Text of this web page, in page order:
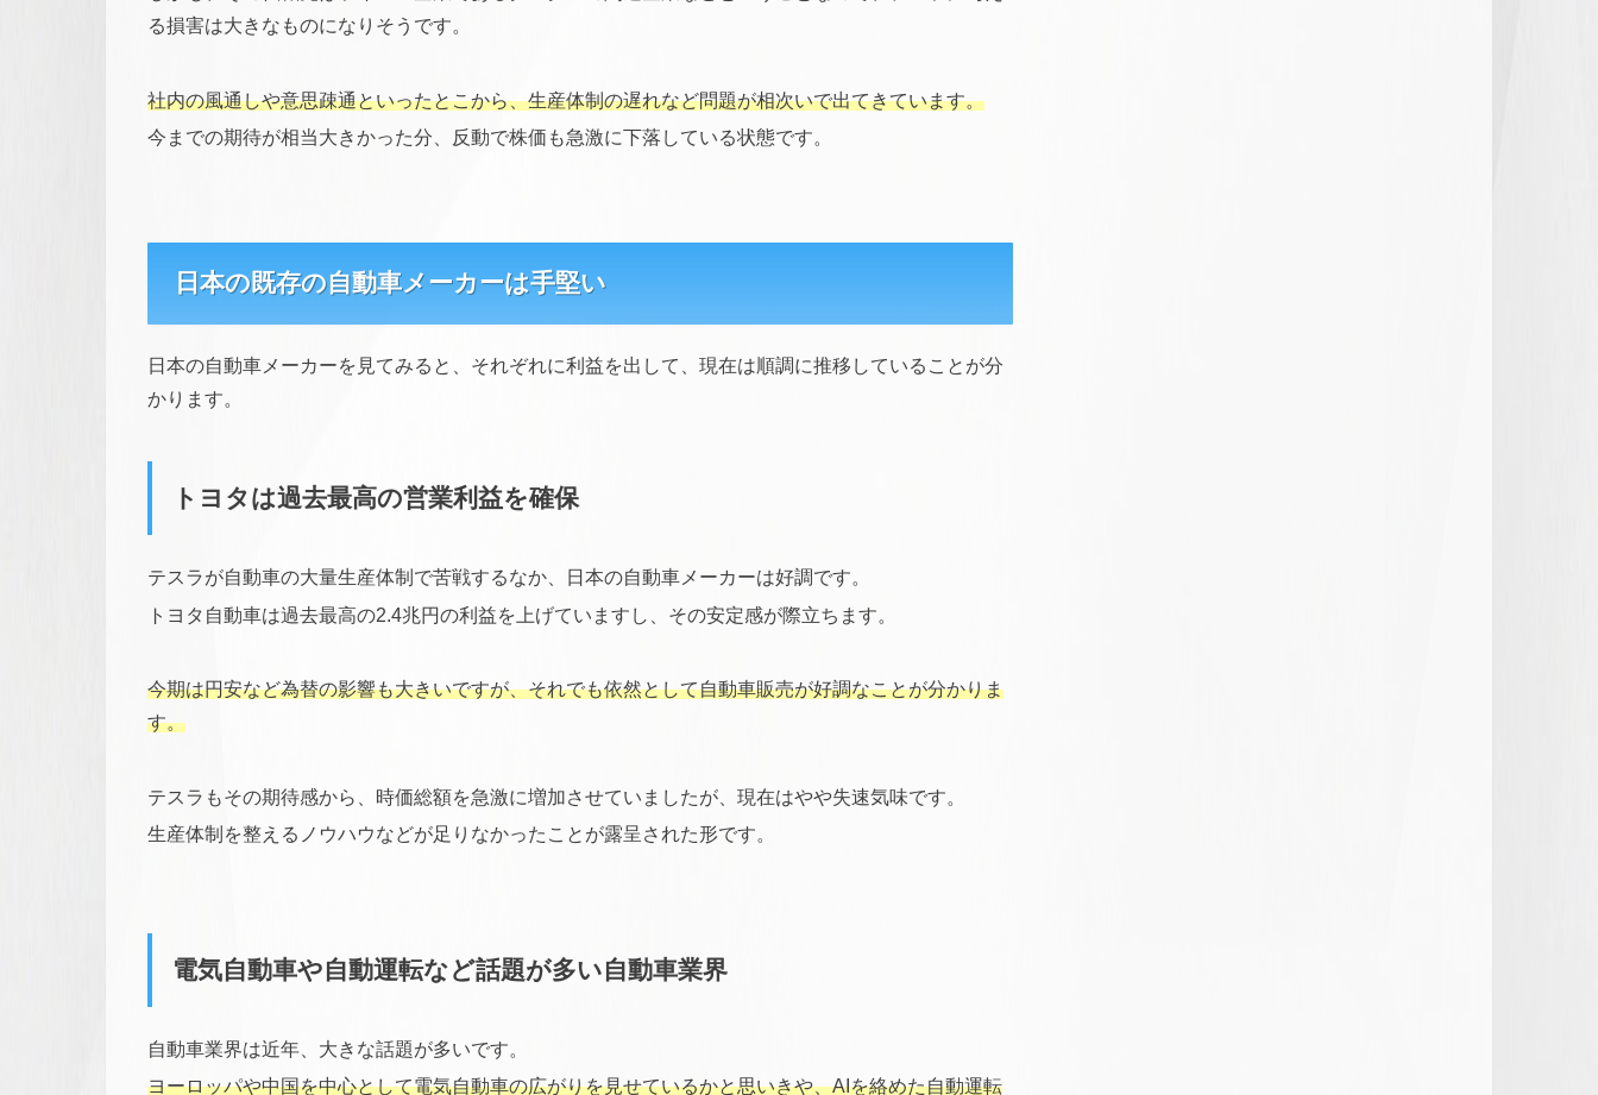
る損害は大きなものになりそうです。
社内の風通しや意思疎通といったとこから、生産体制の遅れなど問題が相次いで出てきています。
今までの期待が相当大きかった分、反動で株価も急激に下落している状態です。
日本の既存の自動車メーカーは手堅い
日本の自動車メーカーを見てみると、それぞれに利益を出して、現在は順調に推移していることが分
かります。
トヨタは過去最高の営業利益を確保
テスラが自動車の大量生産体制で苦戦するなか、日本の自動車メーカーは好調です。
トヨタ自動車は過去最高の2.4兆円の利益を上げていますし、その安定感が際立ちます。
今期は円安など為替の影響も大きいですが、それでも依然として自動車販売が好調なことが分かりま
す。
テスラもその期待感から、時価総額を急激に増加させていましたが、現在はやや失速気味です。
生産体制を整えるノウハウなどが足りなかったことが露呈された形です。
電気自動車や自動運転など話題が多い自動車業界
自動車業界は近年、大きな話題が多いです。
ヨーロッパや中国を中心として電気自動車の広がりを見せているかと思いきや、AIを絡めた自動運転